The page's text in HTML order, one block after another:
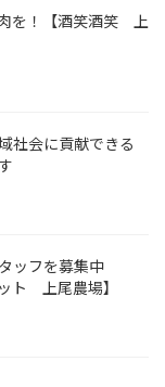
を！【酒笑酒笑 上
社会に貢献できる
ッフを募集中
ト 上尾農場】